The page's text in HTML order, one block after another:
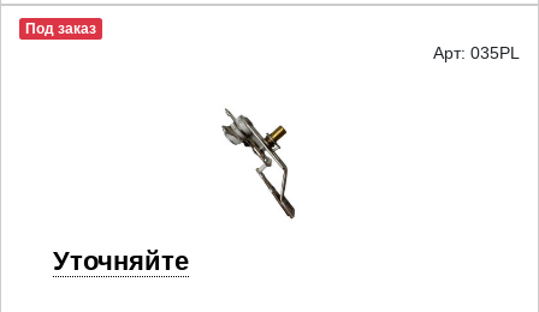
Под заказ
Арт: 035PL
Уточняйте